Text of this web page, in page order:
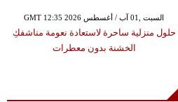
GMT 12:35 2026 السبت ,01 آب / أغسطس
حلول منزلية ساحرة لاستعادة نعومة مناشفكِ
الخشنة بدون معطرات